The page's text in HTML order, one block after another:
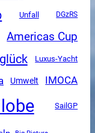
Unfall DGzRS
Americas Cup
Luxus-Yacht
Umwelt IMOCA
SailGP